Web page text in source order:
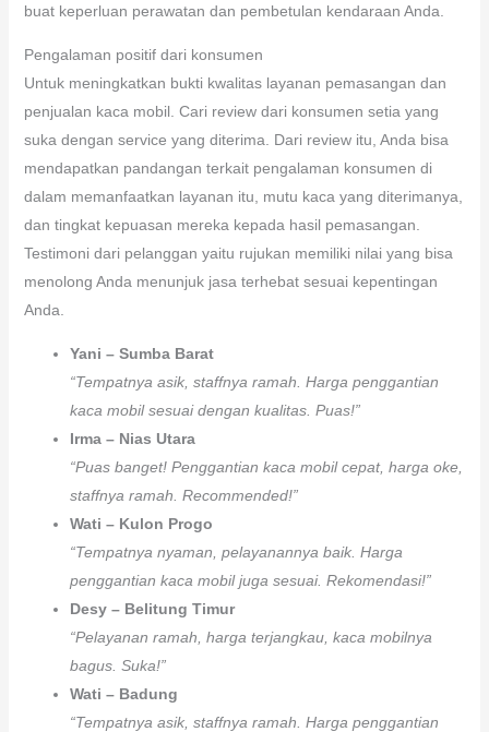
buat keperluan perawatan dan pembetulan kendaraan Anda.
Pengalaman positif dari konsumen
Untuk meningkatkan bukti kwalitas layanan pemasangan dan
penjualan kaca mobil. Cari review dari konsumen setia yang
suka dengan service yang diterima. Dari review itu, Anda bisa
mendapatkan pandangan terkait pengalaman konsumen di
dalam memanfaatkan layanan itu, mutu kaca yang diterimanya,
dan tingkat kepuasan mereka kepada hasil pemasangan.
Testimoni dari pelanggan yaitu rujukan memiliki nilai yang bisa
menolong Anda menunjuk jasa terhebat sesuai kepentingan
Anda.
Yani – Sumba Barat
“Tempatnya asik, staffnya ramah. Harga penggantian
kaca mobil sesuai dengan kualitas. Puas!”
Irma – Nias Utara
“Puas banget! Penggantian kaca mobil cepat, harga oke,
staffnya ramah. Recommended!”
Wati – Kulon Progo
“Tempatnya nyaman, pelayanannya baik. Harga
penggantian kaca mobil juga sesuai. Rekomendasi!”
Desy – Belitung Timur
“Pelayanan ramah, harga terjangkau, kaca mobilnya
bagus. Suka!”
Wati – Badung
“Tempatnya asik, staffnya ramah. Harga penggantian